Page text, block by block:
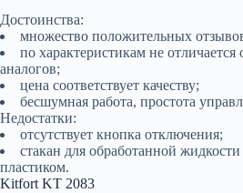
Достоинства:
множество положительных
по характеристикам не отличается
аналогов;
цена соответствует качеству;
бесшумная работа, простота
Недостатки:
отсутствует кнопка отключения;
стакан для обработанной
пластиком.
Kitfort KT 2083